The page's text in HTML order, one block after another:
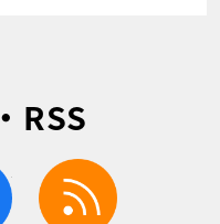
RSS
facebook